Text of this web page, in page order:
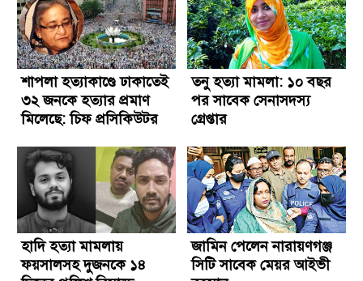
শাপলা হত্যাকাণ্ডে ঢাকাতেই
৩২ জনকে হত্যার প্রমাণ
মিলেছে: চিফ প্রসিকিউটর
তনু হত্যা মামলা: ১০ বছর
পর সাবেক সেনাসদস্য
গ্রেপ্তার
হাদি হত্যা মামলায়
ফয়সালসহ দুজনকে ১৪
জামিন পেলেন নারায়ণগঞ্জ
সিটি সাবেক মেয়র আইভী